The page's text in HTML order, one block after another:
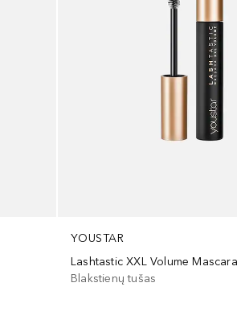
YOUSTAR
Lashtastic XXL Volume Mascara
Blakstienų tušas